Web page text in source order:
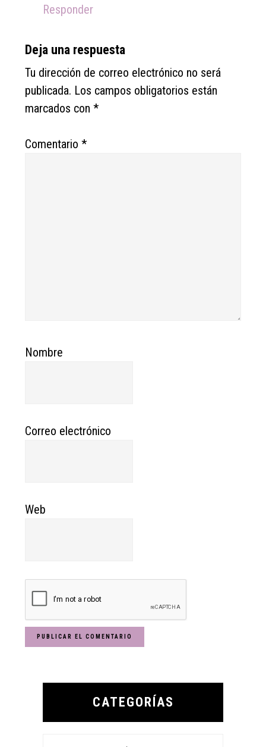
Responder
Deja una respuesta
Tu dirección de correo electrónico no será
publicada. Los campos obligatorios están
marcados con*
Comentario*
Nombre
Correo electrónico
Web
Primary
CATEGORÍAS